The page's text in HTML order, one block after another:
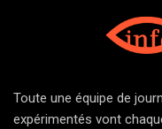
Toute une équipe de
expérimentés vont